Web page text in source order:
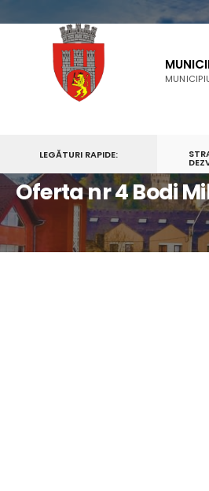
LEGĂTURI RAPIDE:
OFERTA NR 4 BODI
Oferta nr 4 Bodi